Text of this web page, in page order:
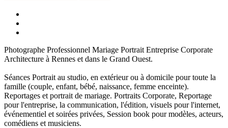
Photographe Professionnel Mariage Portrait Entreprise Corporate
Architecture à Rennes et dans le Grand Ouest.
Séances Portrait au studio, en extérieur ou à domicile pour toute la
famille (couple, enfant, bébé, naissance, femme enceinte).
Reportages et portrait de mariage. Portraits Corporate, Reportage
pour l'entreprise, la communication, l'édition, visuels pour l'internet,
événementiel et soirées privées, Session book pour modèles, acteurs,
comédiens et musiciens.